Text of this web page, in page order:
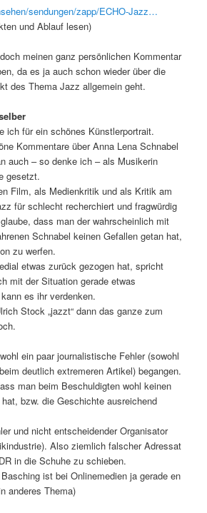
sendungen/zapp/ECHO-Jazz…
und Ablauf lesen)
meinen ganz persönlichen Kommentar
da es ja auch schon wieder über die
des Thema Jazz allgemein geht.
ich für ein schönes Künstlerportrait.
Kommentare über Anna Lena Schnabel
auch – so denke ich – als Musikerin
gesetzt.
Film, als Medienkritik und als Kritik am
für schlecht recherchiert und fragwürdig
dass man der wahrscheinlich mit
Schnabel keinen Gefallen getan hat,
zu werfen.
etwas zurück gezogen hat, spricht
mit der Situation gerade etwas
es ihr verdenken.
Stock „jazzt“ dann das ganze zum
ein paar journalistische Fehler (sowohl
deutlich extremeren Artikel) begangen.
man beim Beschuldigten wohl keinen
bzw. die Geschichte ausreichend
und nicht entscheidender Organisator
Also ziemlich falscher Adressat
in die Schuhe zu schieben.
ist bei Onlinemedien ja gerade en
anderes Thema)